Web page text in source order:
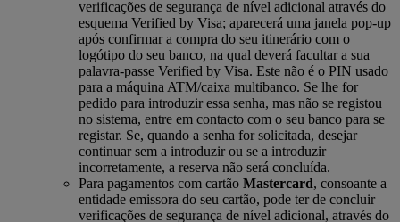
verificações de segurança de nível adicional através do
esquema Verified by Visa; aparecerá uma janela pop-up
após confirmar a compra do seu itinerário com o
logótipo do seu banco, na qual deverá facultar a sua
palavra-passe Verified by Visa. Este não é o PIN usado
para a máquina ATM/caixa multibanco. Se lhe for
pedido para introduzir essa senha, mas não se registou
no sistema, entre em contacto com o seu banco para se
registar. Se, quando a senha for solicitada, desejar
continuar sem a introduzir ou se a introduzir
incorretamente, a reserva não será concluída.
Para pagamentos com cartão Mastercard, consoante a
entidade emissora do seu cartão, pode ter de concluir
verificações de segurança de nível adicional, através do